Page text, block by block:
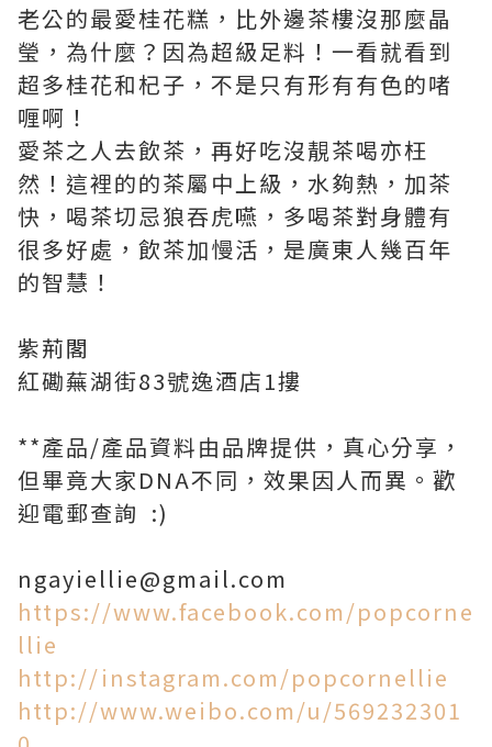
老公的最愛桂花糕，比外邊茶樓沒那麼晶
瑩，為什麼？因為超級足料！一看就看到
超多桂花和杞子，不是只有形有有色的啫
喱啊！
愛茶之人去飲茶，再好吃沒靚茶喝亦枉
然！這裡的的茶屬中上級，水夠熱，加茶
快，喝茶切忌狼吞虎嚥，多喝茶對身體有
很多好處，飲茶加慢活，是廣東人幾百年
的智慧！
紫荊閣
紅磡蕪湖街83號逸酒店1摟
**產品/產品資料由品牌提供，真心分享，
但畢竟大家DNA不同，效果因人而異。歡
迎電郵查詢 :)
ngayiellie@gmail.com
https://www.facebook.com/popcorne
llie
http://instagram.com/popcornellie
http://www.weibo.com/u/569232301